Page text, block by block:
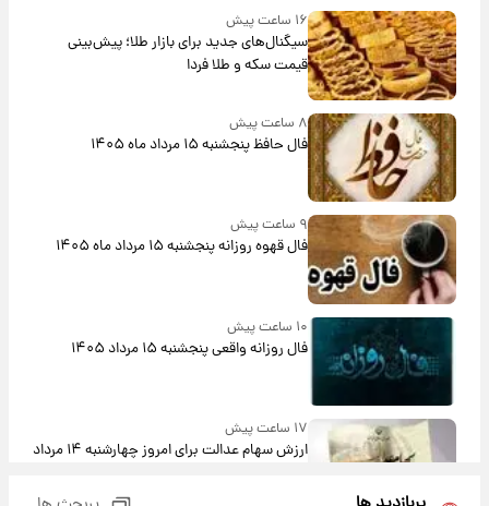
۱۶ ساعت پیش
سیگنال‌های جدید برای بازار طلا؛ پیش‌بینی
قیمت سکه و طلا فردا
۸ ساعت پیش
فال حافظ پنجشنبه ۱۵ مرداد ماه ۱۴۰۵
۹ ساعت پیش
فال قهوه روزانه پنجشنبه ۱۵ مرداد ماه ۱۴۰۵
۱۰ ساعت پیش
فال روزانه واقعی پنجشنبه ۱۵ مرداد ۱۴۰۵
۱۷ ساعت پیش
ارزش سهام عدالت برای امروز چهارشنبه ۱۴ مرداد